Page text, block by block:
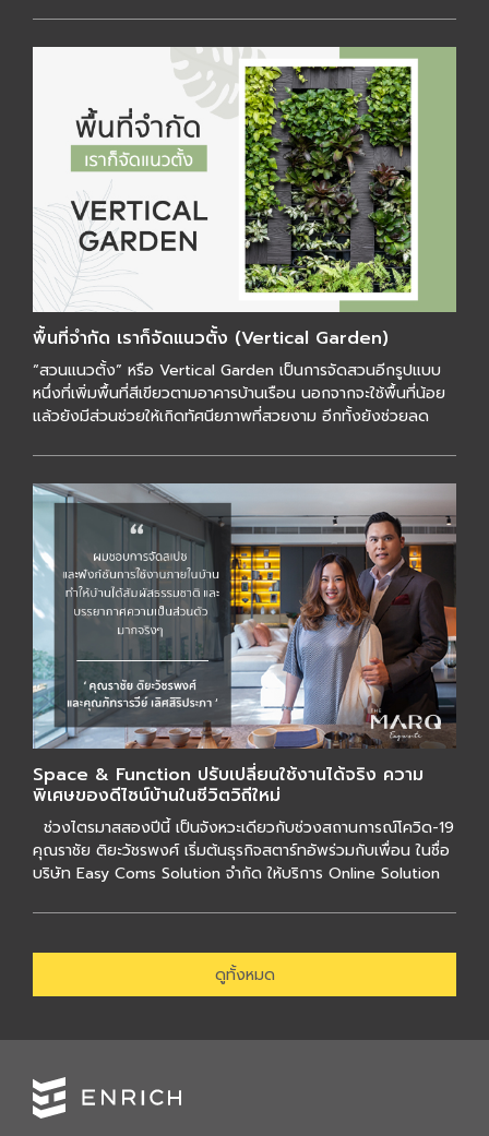
พื้นที่จำกัด เราก็จัดแนวตั้ง (Vertical Garden)
“สวนแนวตั้ง” หรือ Vertical Garden เป็นการจัดสวนอีกรูปแบบ
หนึ่งที่เพิ่มพื้นที่สีเขียวตามอาคารบ้านเรือน นอกจากจะใช้พื้นที่น้อย
แล้วยังมีส่วนช่วยให้เกิดทัศนียภาพที่สวยงาม อีกทั้งยังช่วยลด
Space & Function ปรับเปลี่ยนใช้งานได้จริง ความ
พิเศษของดีไซน์บ้านในชีวิตวิถีใหม่
ช่วงไตรมาสสองปีนี้ เป็นจังหวะเดียวกับช่วงสถานการณ์โควิด-19
คุณราชัย ติยะวัชรพงศ์ เริ่มต้นธุรกิจสตาร์ทอัพร่วมกับเพื่อน ในชื่อ
บริษัท Easy Coms Solution จำกัด ให้บริการ Online Solution
ดูทั้งหมด